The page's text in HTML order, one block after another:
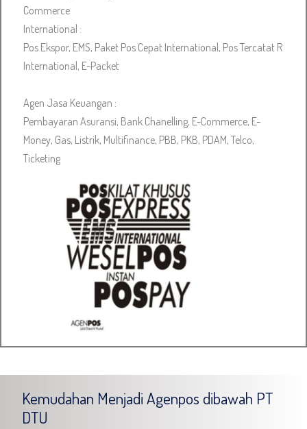
Commerce
International :
Pos Ekspor, EMS, Paket Pos Cepat International, Pos Tercatat R
International, E-Packet
Agen Jasa Keuangan :
Pembayaran Asuransi, Bank Chanelling, E-Commerce, E-
Money, Gas, Listrik, Multifinance, PBB, PKB, PDAM, Telco,
Ticketing
Kemudahan Menjadi Agenpos dibawah PT
DTU